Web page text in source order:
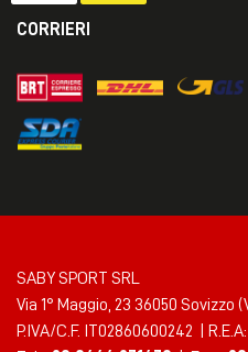
CORRIERI
SABY SPORT SRL
Via 1° Maggio, 23 36050 Sovizzo
P.IVA/C.F. IT02860600242 |